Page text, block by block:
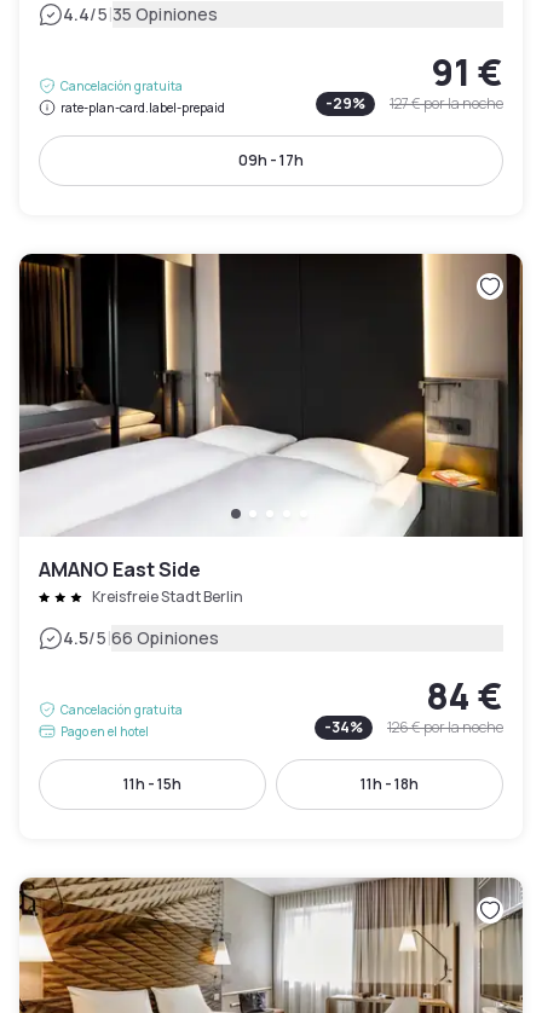
4.4/5|35 Opiniones
Cancelación gratuita
rate-plan-card.label-prepaid
91 €
-29% 127 €por la noche
09h - 17h
AMANO East Side
Kreisfreie Stadt Berlin
4.5/5|66 Opiniones
Cancelación gratuita
Pago en el hotel
84 €
-34% 126 €por la noche
11h - 15h 11h - 18h